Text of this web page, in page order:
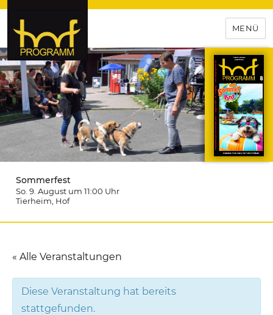
hof-programm – das
Veranstaltungsportal für
Hochfranken
MENÜ
Sommerfest
So. 9. August um 11:00 Uhr
Tierheim , Hof
« Alle Veranstaltungen
Diese Veranstaltung hat bereits
stattgefunden.